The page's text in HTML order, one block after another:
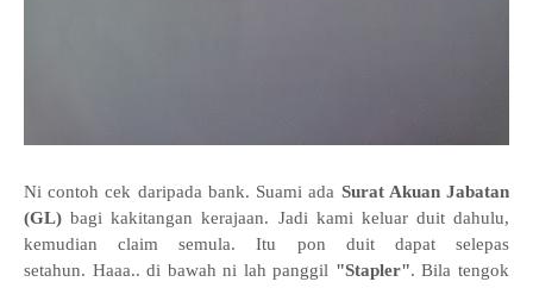
Ni contoh cek daripada bank. Suami ada Surat Akuan Jabatan
(GL) bagi kakitangan kerajaan. Jadi kami keluar duit dahulu,
kemudian claim semula. Itu pon duit dapat selepas
setahun. Haaa.. di bawah ni lah panggil "Stapler". Bila tengok